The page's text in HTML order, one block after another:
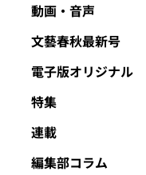
動画・音声
文藝春秋最新号
電子版オリジナル
特集
連載
編集部コラム